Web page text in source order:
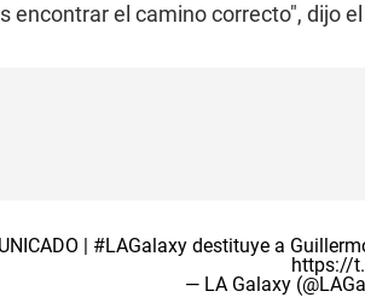
encontrar el camino correcto", dijo
| #LAGalaxydestituye a
https://
— LA Galaxy